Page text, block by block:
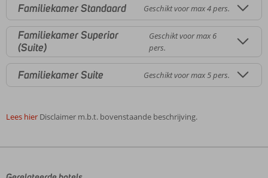
Familiekamer Standaard Geschikt voor max 4 pers.
Familiekamer Superior
(Suite)
Geschikt voor max 6
pers.
Familiekamer Suite Geschikt voor max 5 pers.
Lees hier Disclaimer m.b.t. bovenstaande beschrijving.